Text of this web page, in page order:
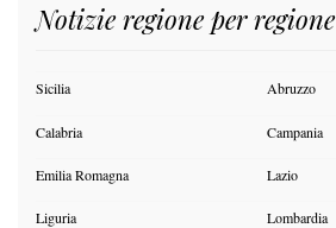
Notizie regione per regione
Sicilia Abruzzo
Calabria Campania
Emilia Romagna Lazio
Liguria Lombardia